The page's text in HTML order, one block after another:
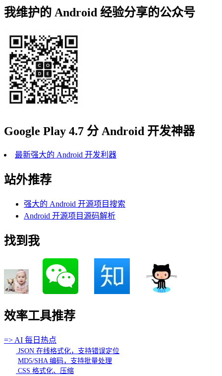
我维护的 Android 经验分享的公众号
Google Play 4.7 分 Android 开发神器
最新强大的 Android 开发利器
站外推荐
强大的 Android 开源项目搜索
Android 开源项目源码解析
找到我
效率工具推荐
=> AI 每日热点
JSON 在线格式化，支持错误定位
MD5/SHA 编码，支持批量处理
CSS 格式化、压缩